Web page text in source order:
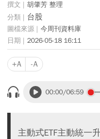
胡肇芳 整理
台股
今周刊資料庫
2026-05-18 16:11
+A -A
00:00/06:59
主動式ETF主動統一